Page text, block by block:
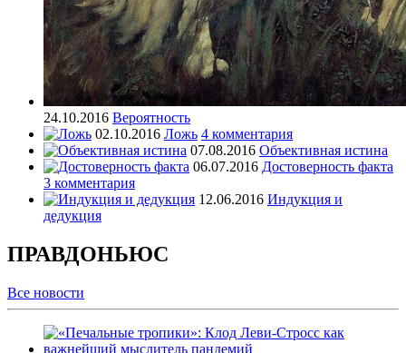
24.10.2016 Вероятность
02.10.2016 Ложь 4 комментария
07.08.2016 Объективная истина
06.07.2016 Достоверность факта
3 комментария
12.06.2016 Индукция и
дедукция
ПРАВДОНЬЮС
Все новости